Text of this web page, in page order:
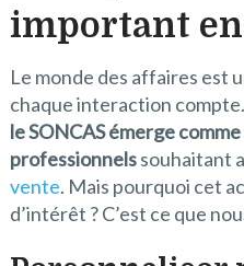
important
Le monde des affaires est
chaque interaction
le SONCAS émerge
professionnelssouhaitant
vente. Mais pourquoi cet
d’intérêt ? C’est ce que